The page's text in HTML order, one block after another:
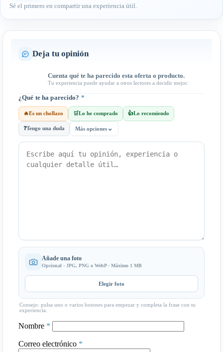
Sé el primero en compartir una experiencia útil.
Deja tu opinión
Cuenta qué te ha parecido esta oferta o producto.
Tu experiencia puede ayudar a otros lectores a decidir mejor.
¿Qué te ha parecido? *
🔥Es un chollazo 🛒Lo he comprado 👍Lo recomiendo
❓Tengo una duda Más opciones ⌄
Añade una foto
Opcional · JPG, PNG o WebP · Máximo 1 MB
Elegir foto
Consejo: pulsa uno o varios botones para empezar y completa la frase con tu
experiencia.
Nombre *
Correo electrónico *